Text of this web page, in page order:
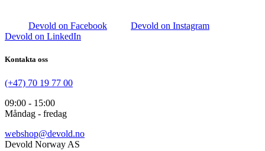
Devold on Facebook
Devold on Instagram
Devold on LinkedIn
Kontakta oss
(+47) 70 19 77 00
09:00 - 15:00
Måndag - fredag
webshop@devold.no
Devold Norway AS